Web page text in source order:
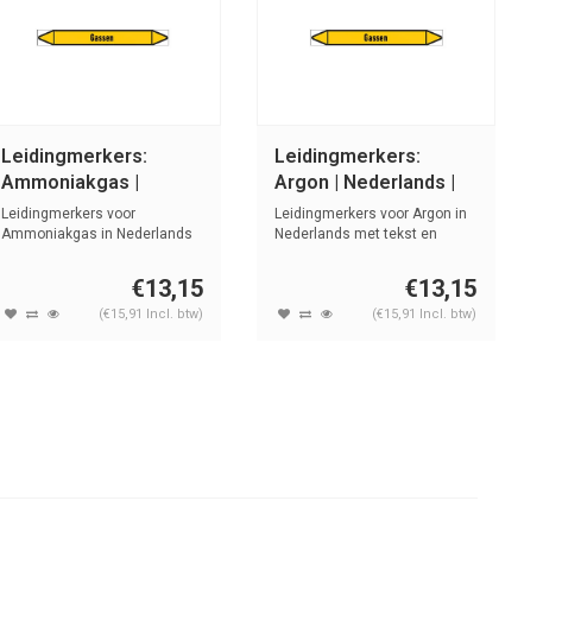
Leidingmerkers:
Ammoniakgas |
Nederlands | Gassen
Leidingmerkers voor
Ammoniakgas in Nederlands
€13,15
(€15,91 Incl. btw)
Leidingmerkers:
Argon | Nederlands |
Gassen
Leidingmerkers voor Argon in
Nederlands met tekst en
€13,15
(€15,91 Incl. btw)